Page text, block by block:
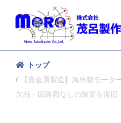
トップ
【貴金属製造】海外製モー
欠品・回路図なしの装置を復旧